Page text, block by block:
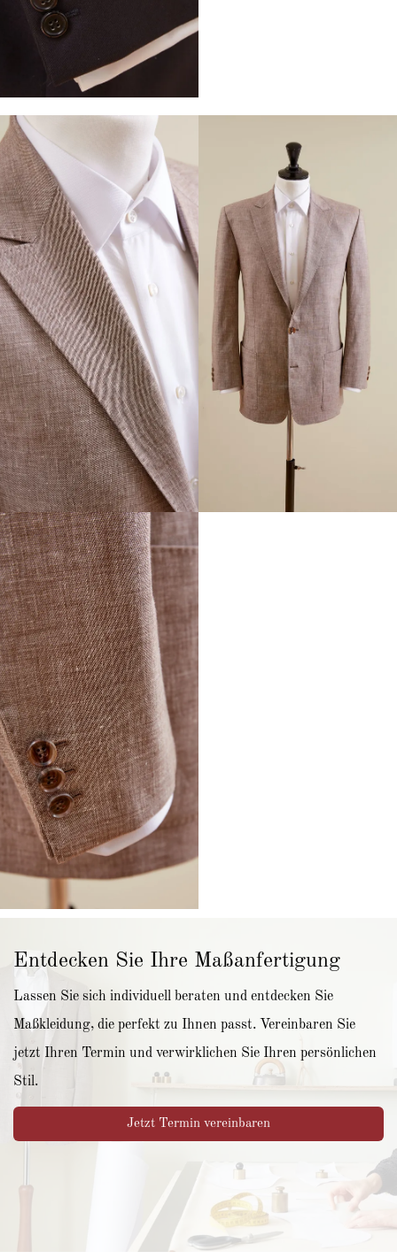
Entdecken Sie Ihre Maßanfertigung
Lassen Sie sich individuell beraten und entdecken Sie
Maßkleidung, die perfekt zu Ihnen passt. Vereinbaren Sie
jetzt Ihren Termin und verwirklichen Sie Ihren persönlichen
Stil.
Jetzt Termin vereinbaren